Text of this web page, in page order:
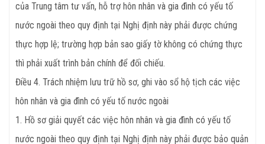
của Trung tâm tư vấn, hỗ trợ hôn nhân và gia đình có yếu tố
nước ngoài theo quy định tại Nghị định này phải được chứng
thực hợp lệ; trường hợp bản sao giấy tờ không có chứng thực
thì phải xuất trình bản chính để đối chiếu.
Điều 4. Trách nhiệm lưu trữ hồ sơ, ghi vào sổ hộ tịch các việc
hôn nhân và gia đình có yếu tố nước ngoài
1. Hồ sơ giải quyết các việc hôn nhân và gia đình có yếu tố
nước ngoài theo quy định tại Nghị định này phải được bảo quản